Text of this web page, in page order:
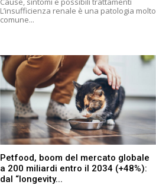
L’insufficienza renale è una patologia molto
comune...
Petfood, boom del mercato globale
a 200 miliardi entro il 2034 (+48%):
dal “longevity...